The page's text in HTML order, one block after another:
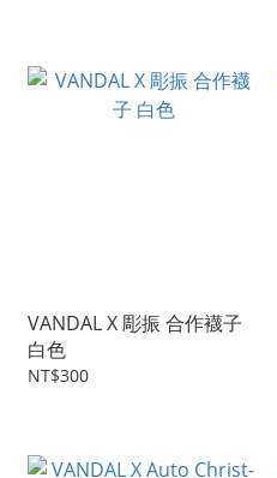
VANDAL X 彫振 合作襪子
白色
NT$300